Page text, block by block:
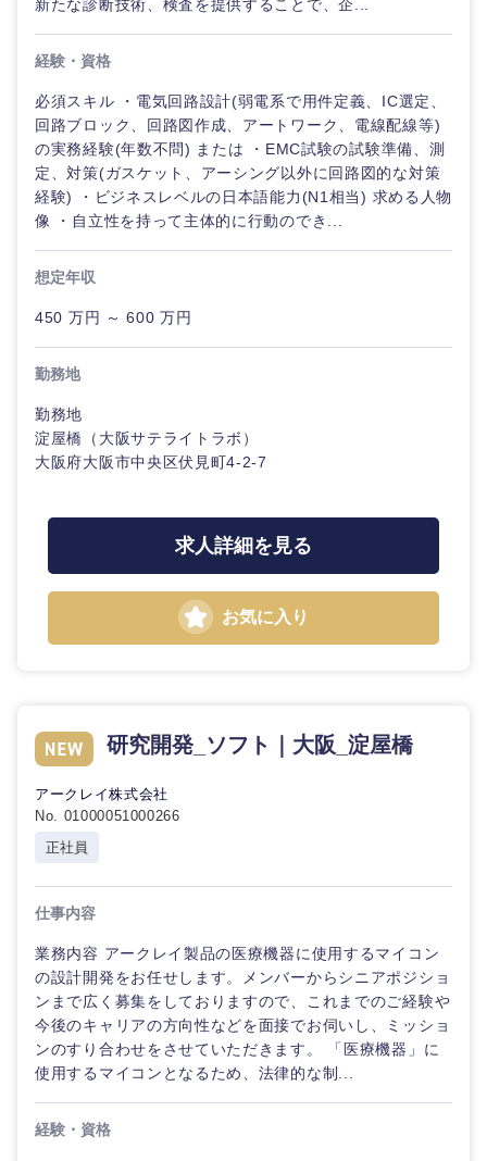
甲信越・北陸
山梨県
新たな診断技術、検査を提供することで、企...
経験・資格
必須スキル ・電気回路設計(弱電系で用件定義、IC選定、
回路ブロック、回路図作成、アートワーク、電線配線等)
の実務経験(年数不問) または ・EMC試験の試験準備、測
定、対策(ガスケット、アーシング以外に回路図的な対策
経験) ・ビジネスレベルの日本語能力(N1相当) 求める人物
像 ・自立性を持って主体的に行動のでき...
想定年収
450 万円 ～ 600 万円
勤務地
勤務地
淀屋橋（大阪サテライトラボ）
大阪府大阪市中央区伏見町4-2-7
求人詳細を見る
お気に入り
研究開発_ソフト｜大阪_淀屋橋
アークレイ株式会社
No. 01000051000266
正社員
仕事内容
業務内容 アークレイ製品の医療機器に使用するマイコン
の設計開発をお任せします。メンバーからシニアポジショ
ンまで広く募集をしておりますので、これまでのご経験や
今後のキャリアの方向性などを面接でお伺いし、ミッショ
ンのすり合わせをさせていただきます。 「医療機器」に
使用するマイコンとなるため、法律的な制...
経験・資格